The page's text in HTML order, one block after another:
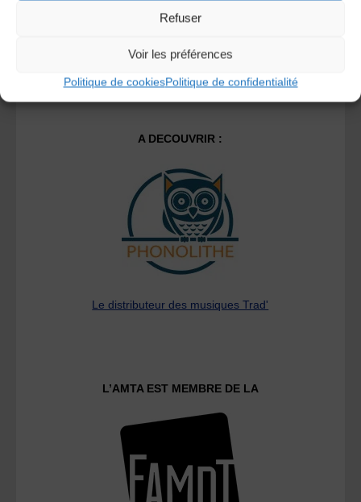
Refuser
Voir les préférences
Politique de cookiesPolitique de confidentialité
A DECOUVRIR :
Le distributeur des musiques Trad'
L’AMTA EST MEMBRE DE LA